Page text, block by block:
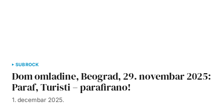
SUBROCK
Dom omladine, Beograd, 29. novembar 2025:
Paraf, Turisti – parafirano!
1. decembar 2025.